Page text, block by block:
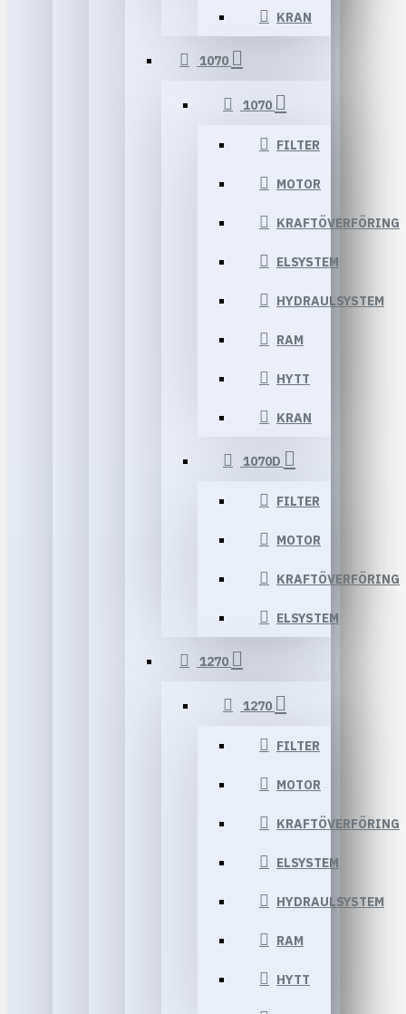
KRAN
1070
1070
FILTER
MOTOR
KRAFTÖVERFÖRING
ELSYSTEM
HYDRAULSYSTEM
RAM
HYTT
KRAN
1070D
FILTER
MOTOR
KRAFTÖVERFÖRING
ELSYSTEM
1270
1270
FILTER
MOTOR
KRAFTÖVERFÖRING
ELSYSTEM
HYDRAULSYSTEM
RAM
HYTT